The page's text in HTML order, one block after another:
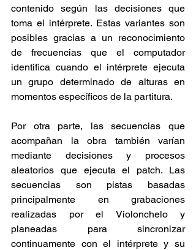
contenido según las decisiones que
toma el intérprete. Estas variantes son
posibles gracias a un reconocimiento
de frecuencias que el computador
identifica cuando el intérprete ejecuta
un grupo determinado de alturas en
momentos específicos de la partitura.
Por otra parte, las secuencias que
acompañan la obra también varían
mediante decisiones y procesos
aleatorios que ejecuta el patch. Las
secuencias son pistas basadas
principalmente en grabaciones
realizadas por el Violonchelo y
planeadas para sincronizar
continuamente con el intérprete y su